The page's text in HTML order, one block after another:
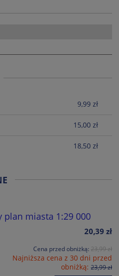
9,99 zł
15,00 zł
18,50 zł
plan miasta 1:29 000
20,39 zł
Cena przed obniżką: 23,99 zł
Najniższa cena z 30 dni przed
obniżką: 23,99 zł